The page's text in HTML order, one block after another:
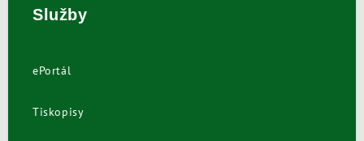
Služby
ePortál
Tiskopisy